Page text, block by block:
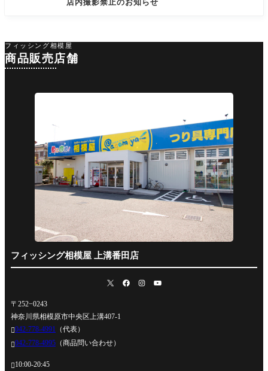
店内撮影禁止のお知らせ
フィッシング相模屋
商品販売店舗
フィッシング相模屋 上溝番田店
〒252−0243
神奈川県相模原市中央区上溝407-1
042-778-4991 （代表）
042-778-4995 （商品問い合わせ）
10:00-20:45